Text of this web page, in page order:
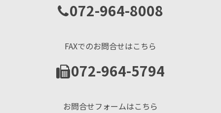
072-964-8008
FAXでのお問合せはこちら
072-964-5794
お問合せフォームはこちら